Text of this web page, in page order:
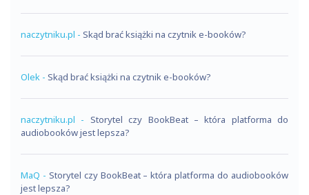
naczytniku.pl - Skąd brać książki na czytnik e-booków?
Olek - Skąd brać książki na czytnik e-booków?
naczytniku.pl - Storytel czy BookBeat – która platforma do
audiobooków jest lepsza?
MaQ - Storytel czy BookBeat – która platforma do audiobooków
jest lepsza?